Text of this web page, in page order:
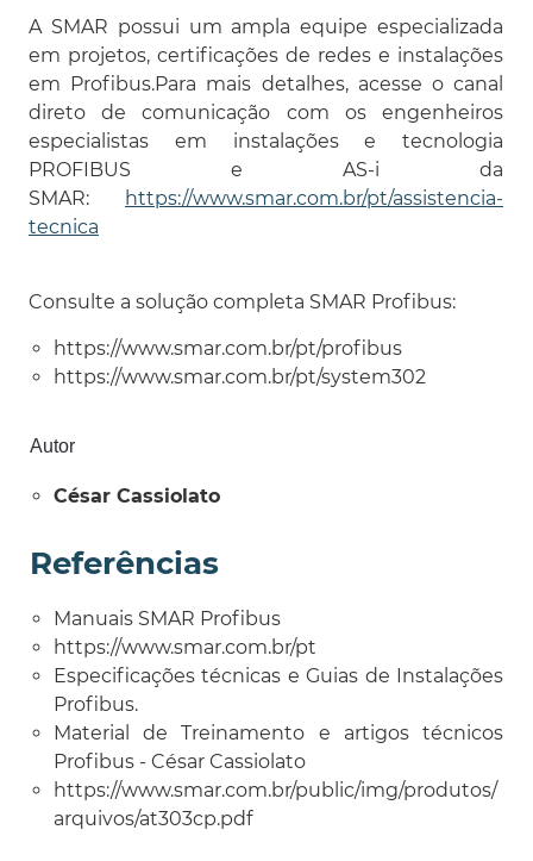
A SMAR possui um ampla equipe especializada
em projetos, certificações de redes e instalações
em Profibus.Para mais detalhes, acesse o canal
direto de comunicação com os engenheiros
especialistas em instalações e tecnologia
PROFIBUS e AS-i da
SMAR:
https://www.smar.com.br/pt/assistencia-
tecnica
Consulte a solução completa SMAR Profibus:
https://www.smar.com.br/pt/profibus
https://www.smar.com.br/pt/system302
Autor
César Cassiolato
Referências
Manuais SMAR Profibus
https://www.smar.com.br/pt
Especificações técnicas e Guias de Instalações
Profibus.
Material de Treinamento e artigos técnicos
Profibus - César Cassiolato
https://www.smar.com.br/public/img/produtos/
arquivos/at303cp.pdf